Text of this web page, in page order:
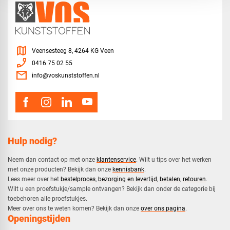
Hulp nodig?
Neem dan contact op met onze klantenservice. Wilt u tips over het werken
met onze producten? Bekijk dan onze kennisbank.
​Lees meer over het bestelproces, bezorging en levertijd, betalen, retouren.​
​Wilt u een proefstukje/sample ontvangen? Bekijk dan onder de categorie bij
toebehoren alle proefstukjes.
​​Meer over ons te weten komen? Bekijk dan onze over ons pagina.
Openingstijden
map Veensesteeg 8, 4264 KG Veen
phone_enabled 0416 75 02 55
mail info@voskunststoffen.nl